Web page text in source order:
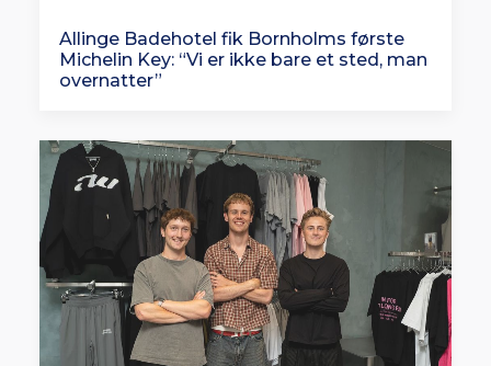
Allinge Badehotel fik Bornholms første
Michelin Key: “Vi er ikke bare et sted, man
overnatter”